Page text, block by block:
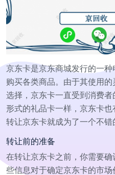
京东卡是京东商城发行的一
购买各类商品。由于其使用
选择，京东卡一直受到消费
形式的礼品卡一样，京东卡
转让京东卡就成为了一个不错
转让前的准备
在转让京东卡之前，你需要
些信息对于确定京东卡的市